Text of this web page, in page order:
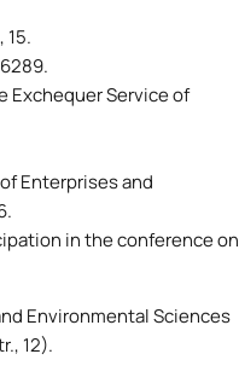
15.
Exchequer Service of
Enterprises and
in the conference on
Environmental Sciences
12).